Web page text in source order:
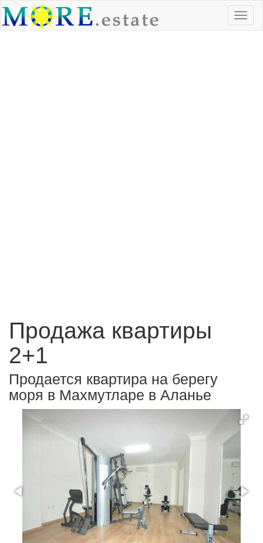
Продажа квартиры
2+1
Продается квартира на берегу
моря в Махмутларе в Аланье